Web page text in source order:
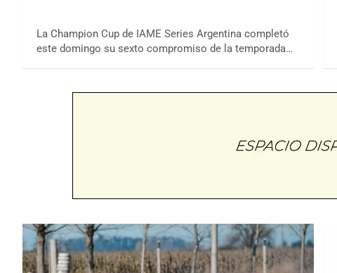
La Champion Cup de IAME Series Argentina completó
este domingo su sexto compromiso de la temporada…